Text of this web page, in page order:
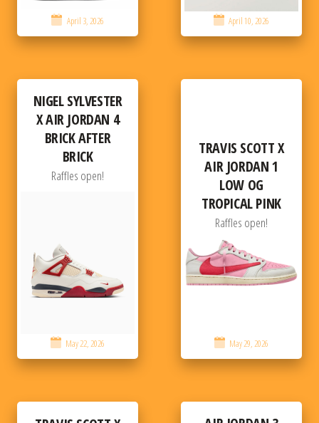
April 3, 2026 April 10, 2026
NIGEL SYLVESTER
X AIR JORDAN 4
BRICK AFTER
BRICK
Raffles open!
May 22, 2026
TRAVIS SCOTT X
AIR JORDAN 1
LOW OG
TROPICAL PINK
Raffles open!
May 29, 2026